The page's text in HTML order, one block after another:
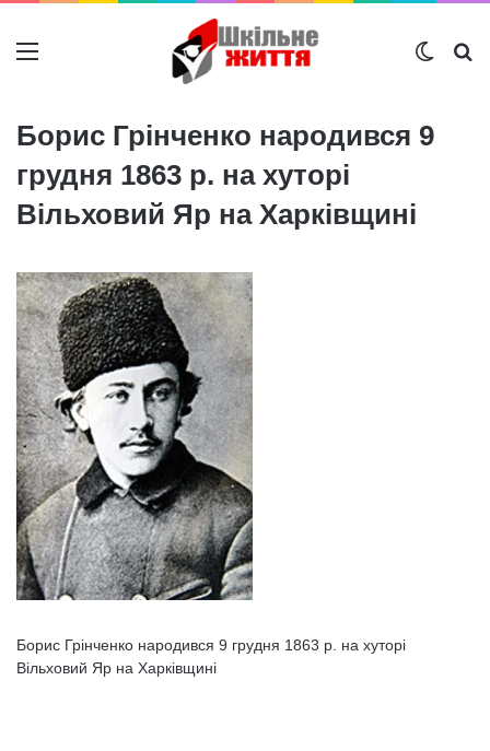
Меню
Борис Грінченко народився 9
грудня 1863 р. на хуторі
Вільховий Яр на Харківщині
Борис Грінченко народився 9 грудня 1863 р. на хуторі
Вільховий Яр на Харківщині